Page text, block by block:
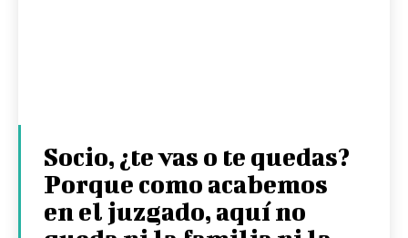
Socio, ¿te vas o te quedas?
Porque como acabemos
en el juzgado, aquí no